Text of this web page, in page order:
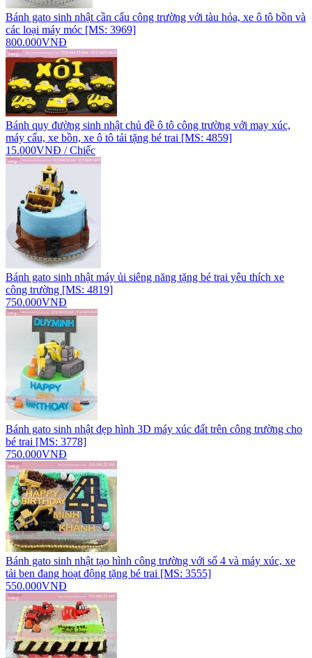
Bánh gato sinh nhật cần cẩu công trường với tàu hỏa, xe ô tô bồn và
các loại máy móc [MS: 3969]
800.000VNĐ
Bánh quy đường sinh nhật chủ đề ô tô công trường với may xúc,
máy cẩu, xe bồn, xe ô tô tải tặng bé trai [MS: 4859]
15.000VNĐ / Chiếc
Bánh gato sinh nhật máy ủi siêng năng tặng bé trai yêu thích xe
công trường [MS: 4819]
750.000VNĐ
Bánh gato sinh nhật đẹp hình 3D máy xúc đất trên công trường cho
bé trai [MS: 3778]
750.000VNĐ
Bánh gato sinh nhật tạo hình công trường với số 4 và máy xúc, xe
tải ben đang hoạt động tặng bé trai [MS: 3555]
550.000VNĐ